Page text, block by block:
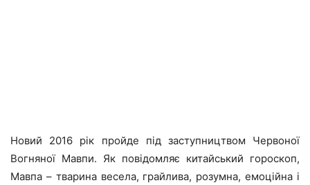
Новий 2016 рік пройде під заступництвом Червоної
Вогняної Мавпи. Як повідомляє китайський гороскоп,
Мавпа – тварина весела, грайлива, розумна, емоційна і